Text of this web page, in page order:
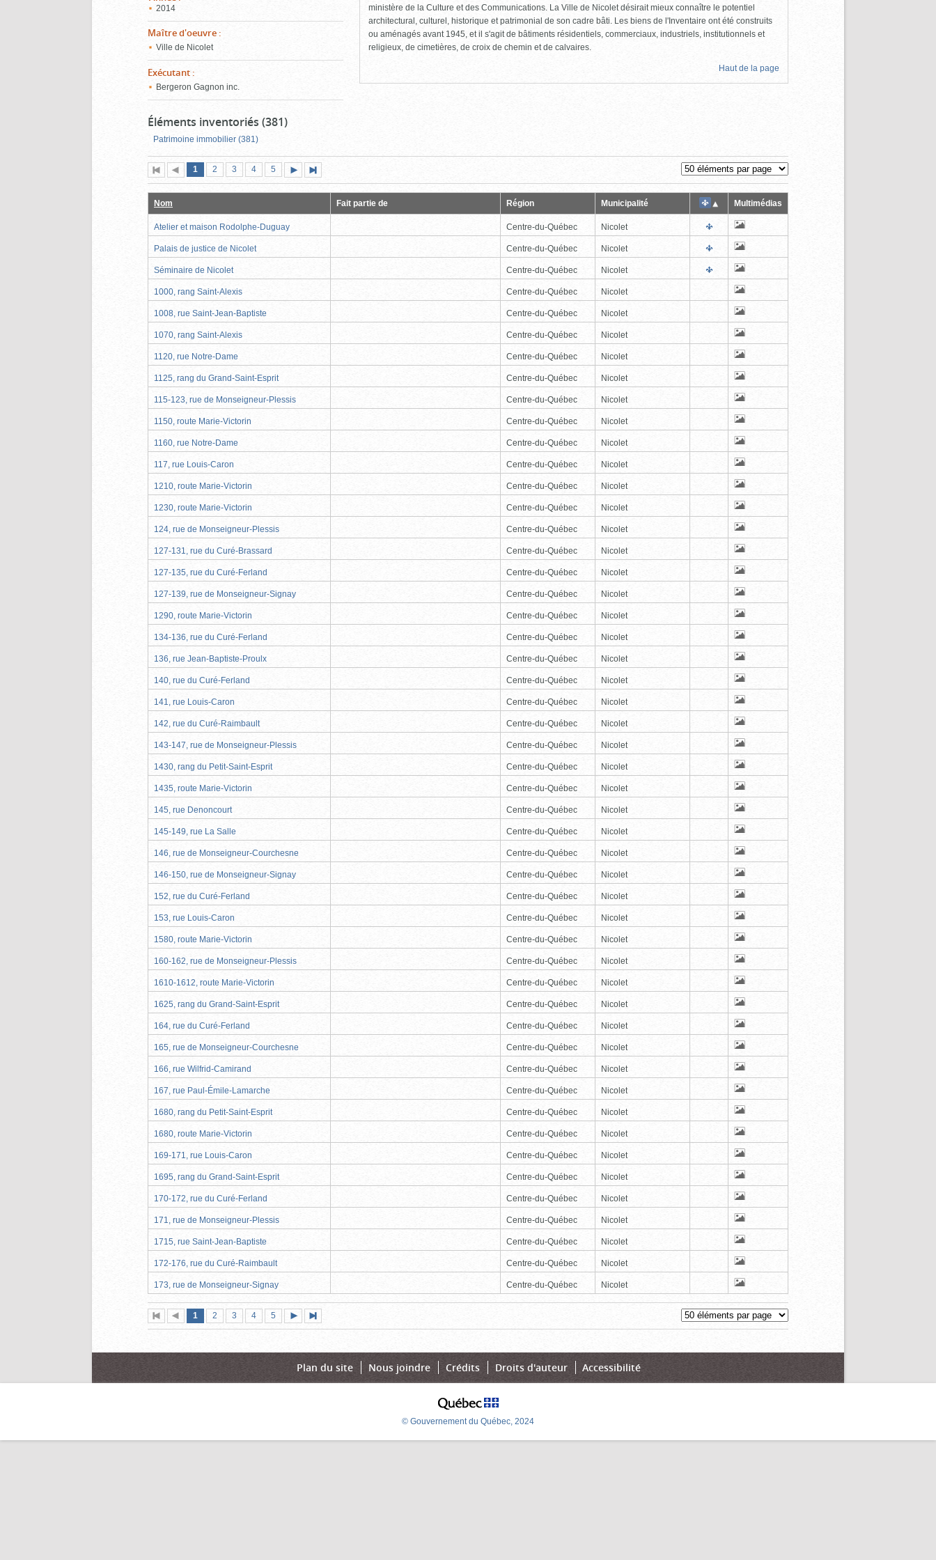
2014
Maître d'oeuvre :
Ville de Nicolet
Exécutant :
Bergeron Gagnon inc.
ministère de la Culture et des Communications. La Ville de Nicolet désirait mieux connaître le potentiel
architectural, culturel, historique et patrimonial de son cadre bâti. Les biens de l'Inventaire ont été construits
ou aménagés avant 1945, et il s'agit de bâtiments résidentiels, commerciaux, industriels, institutionnels et
religieux, de cimetières, de croix de chemin et de calvaires.
Haut de la page
Éléments inventoriés (381)
Patrimoine immobilier (381)
Première
page
Page
précédente
Page
1 (page
actuelle)
Page
2 Page
3 Page
4 Page
5
suivante
page
Nom Fait partie de Région Municipalité Multimédias
Atelier et maison Rodolphe-Duguay Centre-du-Québec Nicolet
Palais de justice de Nicolet Centre-du-Québec Nicolet
Séminaire de Nicolet Centre-du-Québec Nicolet
1000, rang Saint-Alexis Centre-du-Québec Nicolet
1008, rue Saint-Jean-Baptiste Centre-du-Québec Nicolet
1070, rang Saint-Alexis Centre-du-Québec Nicolet
1120, rue Notre-Dame Centre-du-Québec Nicolet
1125, rang du Grand-Saint-Esprit Centre-du-Québec Nicolet
115-123, rue de Monseigneur-Plessis Centre-du-Québec Nicolet
1150, route Marie-Victorin Centre-du-Québec Nicolet
1160, rue Notre-Dame Centre-du-Québec Nicolet
117, rue Louis-Caron Centre-du-Québec Nicolet
1210, route Marie-Victorin Centre-du-Québec Nicolet
1230, route Marie-Victorin Centre-du-Québec Nicolet
124, rue de Monseigneur-Plessis Centre-du-Québec Nicolet
127-131, rue du Curé-Brassard Centre-du-Québec Nicolet
127-135, rue du Curé-Ferland Centre-du-Québec Nicolet
127-139, rue de Monseigneur-Signay Centre-du-Québec Nicolet
1290, route Marie-Victorin Centre-du-Québec Nicolet
134-136, rue du Curé-Ferland Centre-du-Québec Nicolet
136, rue Jean-Baptiste-Proulx Centre-du-Québec Nicolet
140, rue du Curé-Ferland Centre-du-Québec Nicolet
141, rue Louis-Caron Centre-du-Québec Nicolet
142, rue du Curé-Raimbault Centre-du-Québec Nicolet
143-147, rue de Monseigneur-Plessis Centre-du-Québec Nicolet
1430, rang du Petit-Saint-Esprit Centre-du-Québec Nicolet
1435, route Marie-Victorin Centre-du-Québec Nicolet
145, rue Denoncourt Centre-du-Québec Nicolet
145-149, rue La Salle Centre-du-Québec Nicolet
146, rue de Monseigneur-Courchesne Centre-du-Québec Nicolet
146-150, rue de Monseigneur-Signay Centre-du-Québec Nicolet
152, rue du Curé-Ferland Centre-du-Québec Nicolet
153, rue Louis-Caron Centre-du-Québec Nicolet
1580, route Marie-Victorin Centre-du-Québec Nicolet
160-162, rue de Monseigneur-Plessis Centre-du-Québec Nicolet
1610-1612, route Marie-Victorin Centre-du-Québec Nicolet
1625, rang du Grand-Saint-Esprit Centre-du-Québec Nicolet
164, rue du Curé-Ferland Centre-du-Québec Nicolet
165, rue de Monseigneur-Courchesne Centre-du-Québec Nicolet
166, rue Wilfrid-Camirand Centre-du-Québec Nicolet
167, rue Paul-Émile-Lamarche Centre-du-Québec Nicolet
1680, rang du Petit-Saint-Esprit Centre-du-Québec Nicolet
1680, route Marie-Victorin Centre-du-Québec Nicolet
169-171, rue Louis-Caron Centre-du-Québec Nicolet
1695, rang du Grand-Saint-Esprit Centre-du-Québec Nicolet
170-172, rue du Curé-Ferland Centre-du-Québec Nicolet
171, rue de Monseigneur-Plessis Centre-du-Québec Nicolet
1715, rue Saint-Jean-Baptiste Centre-du-Québec Nicolet
172-176, rue du Curé-Raimbault Centre-du-Québec Nicolet
173, rue de Monseigneur-Signay Centre-du-Québec Nicolet
Première
page
Page
précédente
Page
1 (page
actuelle)
Page
2 Page
3 Page
4 Page
5
suivante
page
Plan du site Nous joindre Crédits Droits d'auteur Accessibilité
© Gouvernement du Québec, 2024